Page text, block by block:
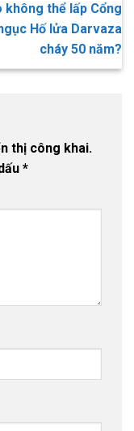
không thể lấp Cổng
Hố lửa Darvaza
cháy 50 năm?
thị công khai.
*